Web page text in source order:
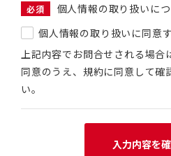
必須
個人情報の取り扱いに
個人情報の取り扱いに同意
上記内容でお問合せされる場合
同意のうえ、規約に同意して確
い。